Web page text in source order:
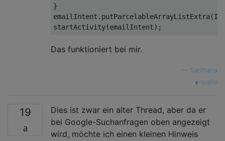
}
emailIntent . putParcelableArrayListExtra(
startActivity(emailIntent);
Das funktioniert bei mir.
Santhana
quelle
19
Dies ist zwar ein alter Thread, aber da er
bei Google-Suchanfragen oben angezeigt
wird, möchte ich einen kleinen Hinweis